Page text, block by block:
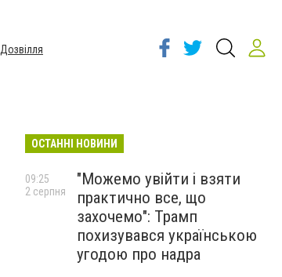
Дозвілля
ОСТАННІ НОВИНИ
"Можемо увійти і взяти
практично все, що
захочемо": Трамп
похизувався українською
угодою про надра
09:25
2 серпня